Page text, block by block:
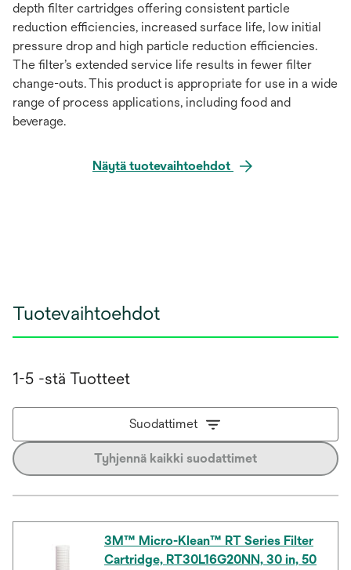
depth filter cartridges offering consistent particle
reduction efficiencies, increased surface life, low initial
pressure drop and high particle reduction efficiencies.
The filter’s extended service life results in fewer filter
change-outs. This product is appropriate for use in a wide
range of process applications, including food and
beverage.
Näytä tuotevaihtoehdot
Tuotevaihtoehdot
1-5 -stä Tuotteet
Suodattimet
Tyhjennä kaikki suodattimet
3M™ Micro-Klean™ RT Series Filter
Cartridge, RT30L16G20NN, 30 in, 50